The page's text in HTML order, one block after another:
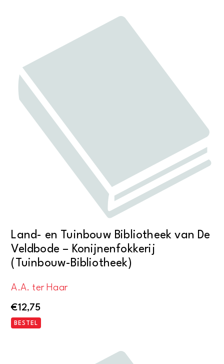
Land- en Tuinbouw Bibliotheek van De
Veldbode – Konijnenfokkerij
(Tuinbouw-Bibliotheek)
A.A. ter Haar
€12,75
BESTEL